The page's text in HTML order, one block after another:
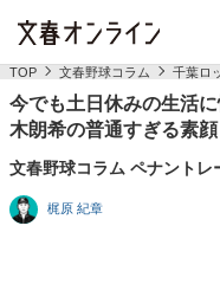
TOP 文春野球コラム 千葉ロ
今でも土日休みの生活
木朗希の普通すぎる素顔
文春野球コラム ペナントレ
梶原 紀章